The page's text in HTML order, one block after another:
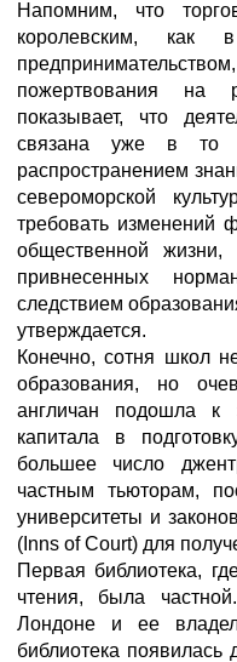
Напомним, что
королевским, как
пожертвования на
показывает, что
связана уже в то
распространением
североморской
требовать изменений
общественной
привнесенных
следствием
утверждается.
Конечно, сотня школ
образования, но
англичан подошла к
капитала в
большее число
частным тьюторам,
университеты и
(Inns of Court) для
Первая библиотека,
чтения, была
Лондоне и ее
библиотека появилась